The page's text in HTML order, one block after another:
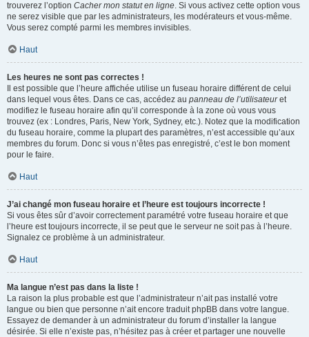
trouverez l’option Cacher mon statut en ligne. Si vous activez cette option vous
ne serez visible que par les administrateurs, les modérateurs et vous-même.
Vous serez compté parmi les membres invisibles.
Haut
Les heures ne sont pas correctes !
Il est possible que l’heure affichée utilise un fuseau horaire différent de celui
dans lequel vous êtes. Dans ce cas, accédez au panneau de l’utilisateuret
modifiez le fuseau horaire afin qu’il corresponde à la zone où vous vous
trouvez (ex : Londres, Paris, New York, Sydney, etc.). Notez que la modification
du fuseau horaire, comme la plupart des paramètres, n’est accessible qu’aux
membres du forum. Donc si vous n’êtes pas enregistré, c’est le bon moment
pour le faire.
Haut
J’ai changé mon fuseau horaire et l’heure est toujours incorrecte !
Si vous êtes sûr d’avoir correctement paramétré votre fuseau horaire et que
l’heure est toujours incorrecte, il se peut que le serveur ne soit pas à l’heure.
Signalez ce problème à un administrateur.
Haut
Ma langue n’est pas dans la liste !
La raison la plus probable est que l’administrateur n’ait pas installé votre
langue ou bien que personne n’ait encore traduit phpBB dans votre langue.
Essayez de demander à un administrateur du forum d’installer la langue
désirée. Si elle n’existe pas, n’hésitez pas à créer et partager une nouvelle